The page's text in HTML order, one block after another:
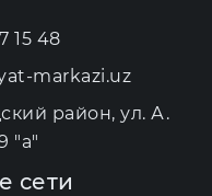
15 48
markazi.uz
район, ул. А.
"а"
сети